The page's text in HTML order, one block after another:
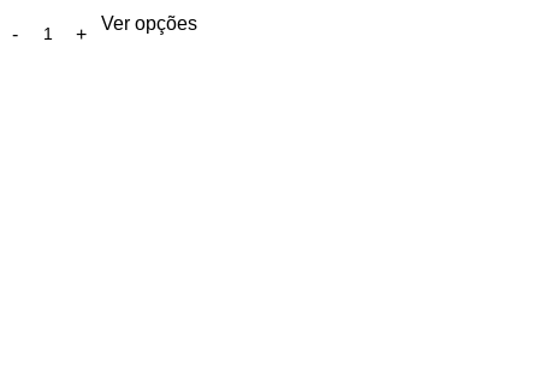
Ver opções